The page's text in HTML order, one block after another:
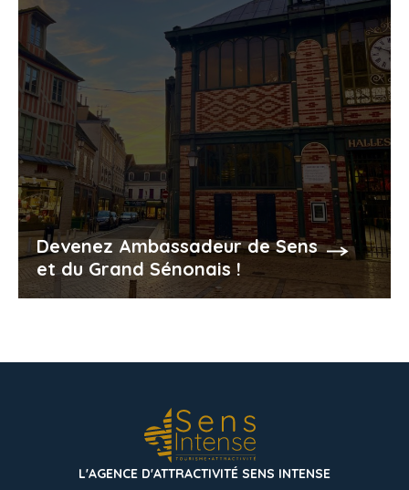
Devenez Ambassadeur de Sens
et du Grand Sénonais !
L'AGENCE D'ATTRACTIVITÉ SENS INTENSE